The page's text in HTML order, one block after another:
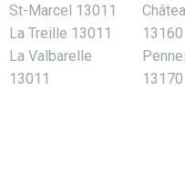
St-Marcel 13011
La Treille 13011
La Valbarelle
13011
13160
13170